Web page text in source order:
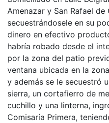
Amenazar y San Rafael
secuestrándosele en su
dinero en efectivo
habría robado desde el
por la zona del patio
ventana ubicada en la
y además se le secuestró
sierra, un cortafierro de
cuchillo y una linterna,
Comisaría Primera,